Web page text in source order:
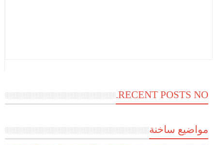
RECENT POSTS NO.
مواضيع ساخنة